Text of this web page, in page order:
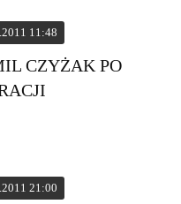
11:48
CZYŻAK PO
21:00